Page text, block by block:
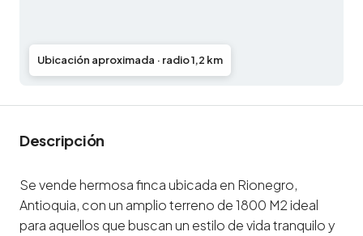
Ubicación aproximada · radio 1,2 km
Descripción
Se vende hermosa finca ubicada en Rionegro,
Antioquia, con un amplio terreno de 1800 M2 ideal
para aquellos que buscan un estilo de vida tranquilo y